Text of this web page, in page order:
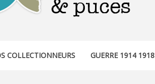
COLLECTIONNEURS GUERRE 1914 1918